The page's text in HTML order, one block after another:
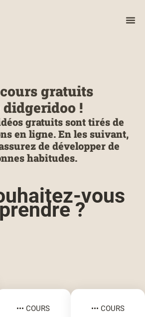
gratuits
didgeridoo !
gratuits sont tirés de
en ligne. En les suivant,
de développer de
habitudes.
vous
?
••• COURS
••• COURS